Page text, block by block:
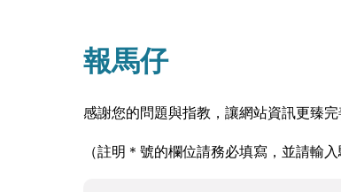
報馬仔
感謝您的問題與指教，讓網站資訊更臻
（註明＊號的欄位請務必填寫，並請輸